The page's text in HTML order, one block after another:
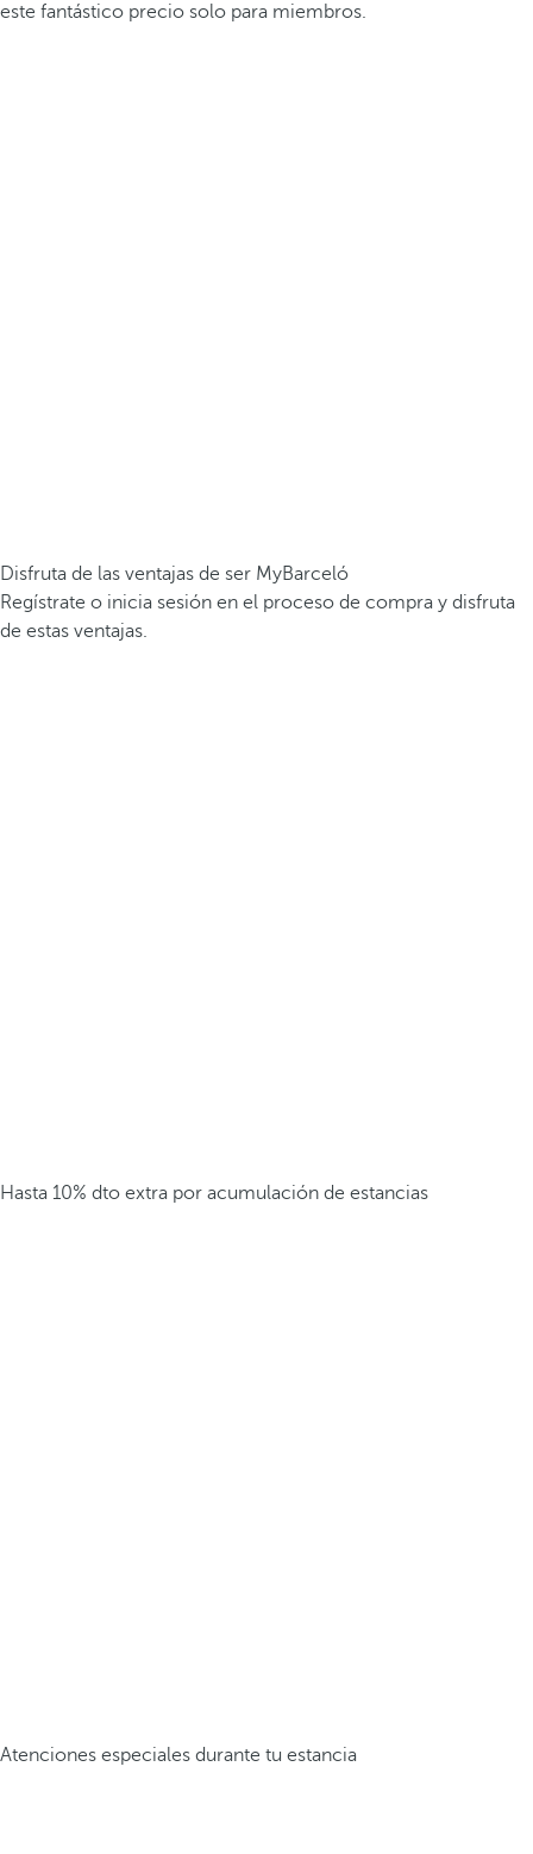
este fantástico precio solo para miembros.
Disfruta de las ventajas de ser MyBarceló
Regístrate o inicia sesión en el proceso de compra y disfruta
de estas ventajas.
Hasta 10% dto extra por acumulación de estancias
Atenciones especiales durante tu estancia